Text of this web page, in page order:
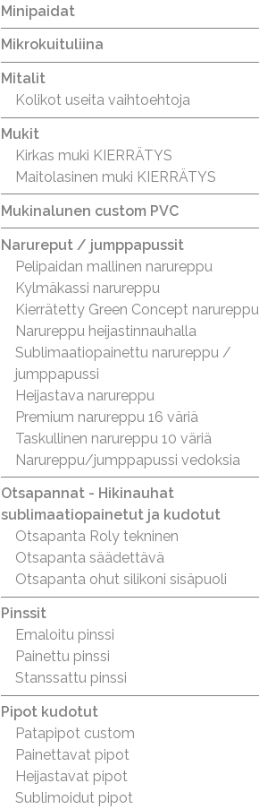
Minipaidat
Mikrokuituliina
Mitalit
Kolikot useita vaihtoehtoja
Mukit
Kirkas muki KIERRÄTYS
Maitolasinen muki KIERRÄTYS
Mukinalunen custom PVC
Narureput / jumppapussit
Pelipaidan mallinen narureppu
Kylmäkassi narureppu
Kierrätetty Green Concept narureppu
Narureppu heijastinnauhalla
Sublimaatiopainettu narureppu /
jumppapussi
Heijastava narureppu
Premium narureppu 16 väriä
Taskullinen narureppu 10 väriä
Narureppu/jumppapussi vedoksia
Otsapannat - Hikinauhat
sublimaatiopainetut ja kudotut
Otsapanta Roly tekninen
Otsapanta säädettävä
Otsapanta ohut silikoni sisäpuoli
Pinssit
Emaloitu pinssi
Painettu pinssi
Stanssattu pinssi
Pipot kudotut
Patapipot custom
Painettavat pipot
Heijastavat pipot
Sublimoidut pipot